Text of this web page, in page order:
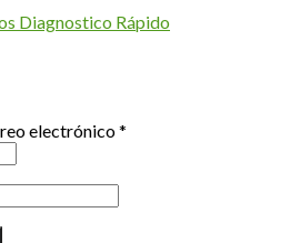
Diagnostico Rápido
electrónico*